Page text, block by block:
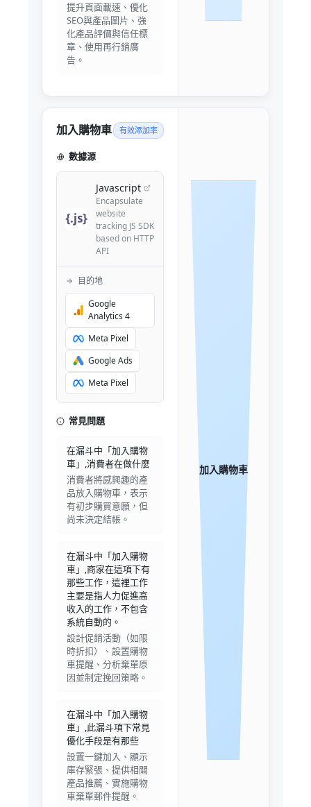
提升頁面載速、優化
SEO與產品圖片、強
化產品評價與信任標
章、使用再行銷廣
告。
加入購物車 有效添加率
數據源
Javascript
Encapsulate
website
tracking JS SDK
based on HTTP
API
目的地
Google
Analytics 4
Meta Pixel
Google Ads
Meta Pixel
常見問題
在漏斗中「加入購物
車」,消費者在做什麼
消費者將感興趣的產
品放入購物車，表示
有初步購買意願，但
尚未決定結帳。
在漏斗中「加入購物
車」,商家在這項下有
那些工作，這裡工作
主要是指人力促進高
收入的工作，不包含
系統自動的。
設計促銷活動（如限
時折扣）、設置購物
車提醒、分析棄單原
因並制定挽回策略。
在漏斗中「加入購物
車」,此漏斗項下常見
優化手段是有那些
設置一鍵加入、顯示
庫存緊張、提供相關
產品推薦、實施購物
車棄單郵件提醒。
加入購物車